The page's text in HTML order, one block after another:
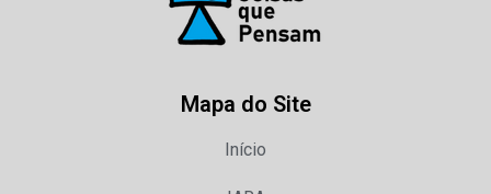
Mapa do Site
Início